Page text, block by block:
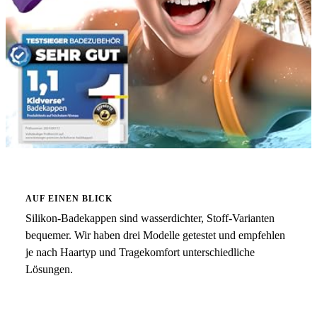
AUF EINEN BLICK
Silikon-Badekappen sind wasserdichter, Stoff-Varianten
bequemer. Wir haben drei Modelle getestet und empfehlen
je nach Haartyp und Tragekomfort unterschiedliche
Lösungen.